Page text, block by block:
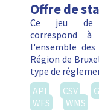
Offre de
Ce jeu de
correspond
l'ensemble
Région de
type de
API
CSV
WFS
WMS